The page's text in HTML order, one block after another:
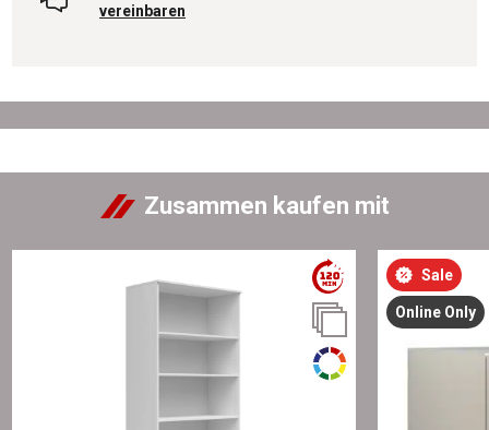
vereinbaren
Zusammen kaufen mit
Sale
Online Only